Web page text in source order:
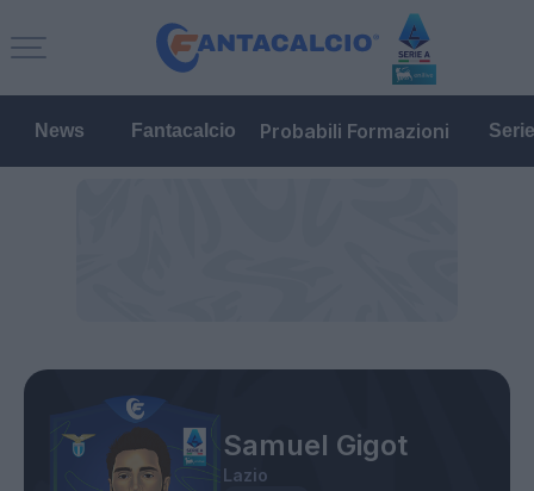
News Fantacalcio Probabili Formazioni
Samuel Gigot
Lazio